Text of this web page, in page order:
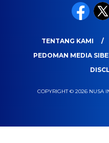
TENTANG KAMI
PEDOMAN MEDIA
COPYRIGHT © 2026 NUSA